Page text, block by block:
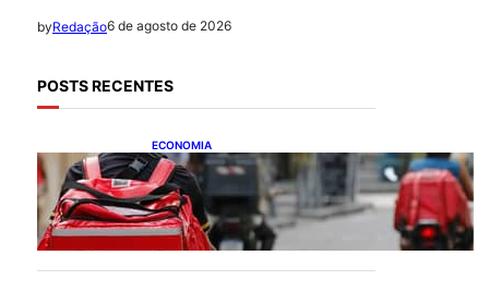
byRedação6 de agosto de 2026
POSTS RECENTES
ECONOMIA
CAIXA e iFood facilitam
financiamento de motos e
bicicletas elétricas para
entregadores